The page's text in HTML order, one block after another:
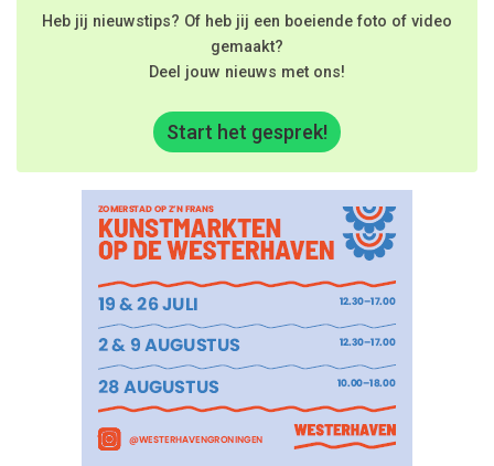
Heb jij nieuwstips? Of heb jij een boeiende foto of video
gemaakt?
Deel jouw nieuws met ons!
Start het gesprek!